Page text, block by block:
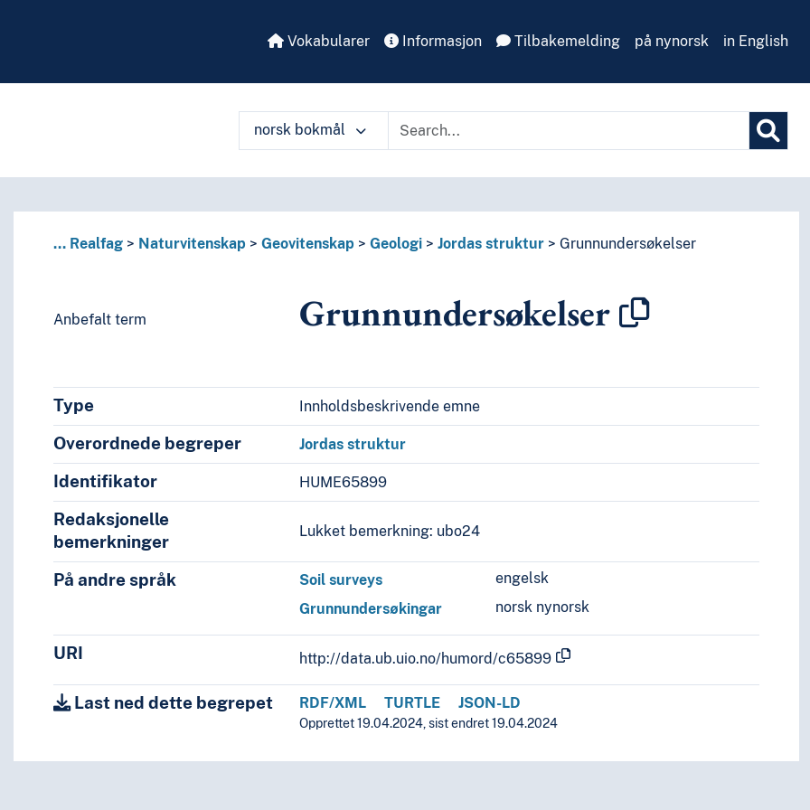
Vokabularer Informasjon Tilbakemelding på nynorsk in English
norsk bokmål
ulike måter
... Realfag Naturvitenskap Geovitenskap Geologi Jordas struktur Grunnundersøkelser
Anbefalt term Grunnundersøkelser
Type Innholdsbeskrivende emne
Overordnede begreper Jordas struktur
Identifikator HUME65899
Redaksjonelle
bemerkninger
Lukket bemerkning: ubo24
På andre språk engelsk
Soil surveys
norsk nynorsk
Grunnundersøkingar
URI http://data.ub.uio.no/humord/c65899
Last ned dette begrepet RDF/XML TURTLE JSON-LD
Opprettet 19.04.2024, sist endret 19.04.2024